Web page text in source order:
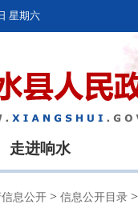
星期六
走进响水
息公开 > 信息公开目录 >